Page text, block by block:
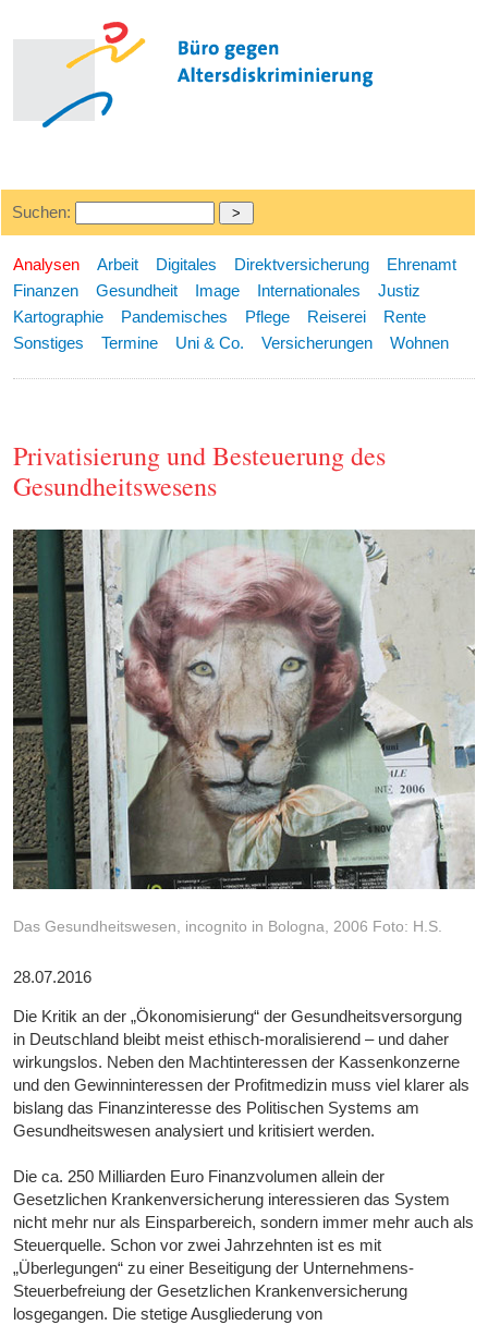
Suchen:
Analysen Arbeit Digitales Direktversicherung
Ehrenamt
Finanzen
Gesundheit Image Internationales
Justiz
Kartographie
Pandemisches Pflege Reiserei
Rente
Sonstiges
Termine Uni & Co. Versicherungen Wohnen
Privatisierung und Besteuerung des
Gesundheitswesens
Das Gesundheitswesen, incognito in Bologna, 2006 Foto: H.S.
28.07.2016
Die Kritik an der „Ökonomisierung“ der Gesundheitsversorgung
in Deutschland bleibt meist ethisch-moralisierend – und daher
wirkungslos. Neben den Machtinteressen der Kassenkonzerne
und den Gewinninteressen der Profitmedizin muss viel klarer als
bislang das Finanzinteresse des Politischen Systems am
Gesundheitswesen analysiert und kritisiert werden.
Die ca. 250 Milliarden Euro Finanzvolumen allein der
Gesetzlichen Krankenversicherung interessieren das System
nicht mehr nur als Einsparbereich, sondern immer mehr auch als
Steuerquelle. Schon vor zwei Jahrzehnten ist es mit
„Überlegungen“ zu einer Beseitigung der Unternehmens-
Steuerbefreiung der Gesetzlichen Krankenversicherung
losgegangen. Die stetige Ausgliederung von